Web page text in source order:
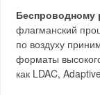
Беспроводному
флагманский
по воздуху
форматы
как LDAC,